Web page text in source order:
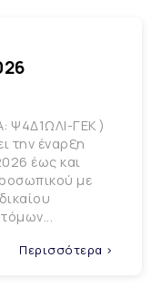
Ψ4Δ1ΩΛΙ-ΓΕΚ )
την έναρξη
έως και
με
Περισσότερα >